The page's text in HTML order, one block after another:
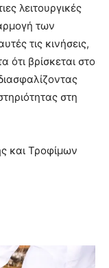
λειτουργικές
των
τις κινήσεις,
ότι βρίσκεται στο
στη
και Τροφίμων